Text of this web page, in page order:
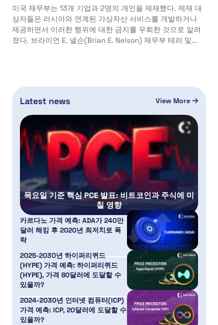
미국 재무부는 13개 기업과 2명의 개인을 제재했다. 제재 대
상자들은 러시아와 연계된 가상자산 서비스를 개발하거나
제공하면서 이러한 행위에 대한 금지를 우회한 것으로 알려
졌다. 브라이언 E. 넬슨(Brian E. Nelson) 재무부 테러 및...
Latest news View More
목요일 기준 핵심 PCE 발표: 비트코인과 주식에 미
칠 영향
카르다노 가격 예측: ADA가 240만
달러 해킹 후 2020년 최저치로 폭
락
2025-2030년 하이퍼리퀴드
(HYPE) 가격 예측: 하이퍼리퀴드
(HYPE), 가격 80달러에 도달할 수
있을까?
2024-2030년 인터넷 컴퓨터(ICP)
가격 예측: ICP, 20달러에 도달할 수
있을까?